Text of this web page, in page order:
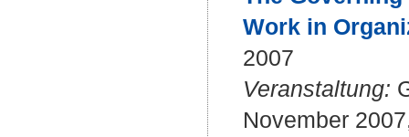
Work in
2007
Veranstaltung:
November